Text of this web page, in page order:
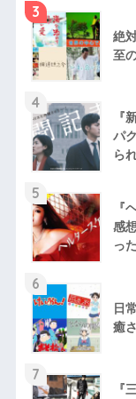
3
絶
至
4
『
パ
ら
5
『
感
っ
6
日
癒
7
『